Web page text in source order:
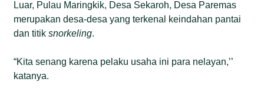
Luar, Pulau Maringkik, Desa Sekaroh, Desa Paremas
merupakan desa-desa yang terkenal keindahan pantai
dan titiksnorkeling.
“Kita senang karena pelaku usaha ini para nelayan,’’
katanya.